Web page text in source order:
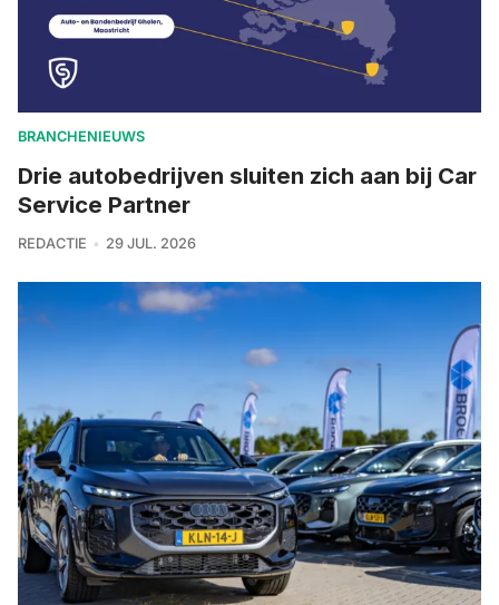
BRANCHENIEUWS
Drie autobedrijven sluiten zich aan bij Car
Service Partner
REDACTIE 29 JUL. 2026